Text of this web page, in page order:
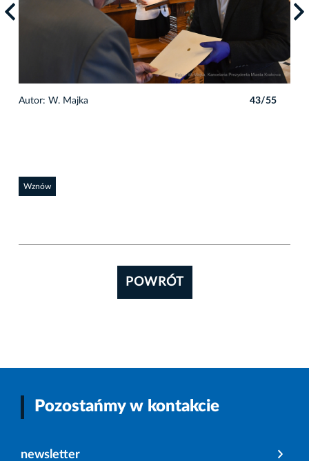
Autor: W. Majka 43/55
Wznów
POWRÓT
Pozostańmy w kontakcie
newsletter